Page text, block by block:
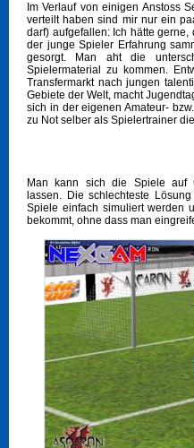
Im Verlauf von einigen Anstoss
verteilt haben sind mir nur ein
darf) aufgefallen: Ich hätte
der junge Spieler Erfahrung
gesorgt. Man aht die
Spielermaterial zu kommen.
Transfermarkt nach jungen
Gebiete der Welt, macht
sich in der eigenen Amateur-
zu Not selber als Spielertrainer
Man kann sich die Spiele auf
lassen. Die schlechteste
Spiele einfach simuliert werden
bekommt, ohne dass man